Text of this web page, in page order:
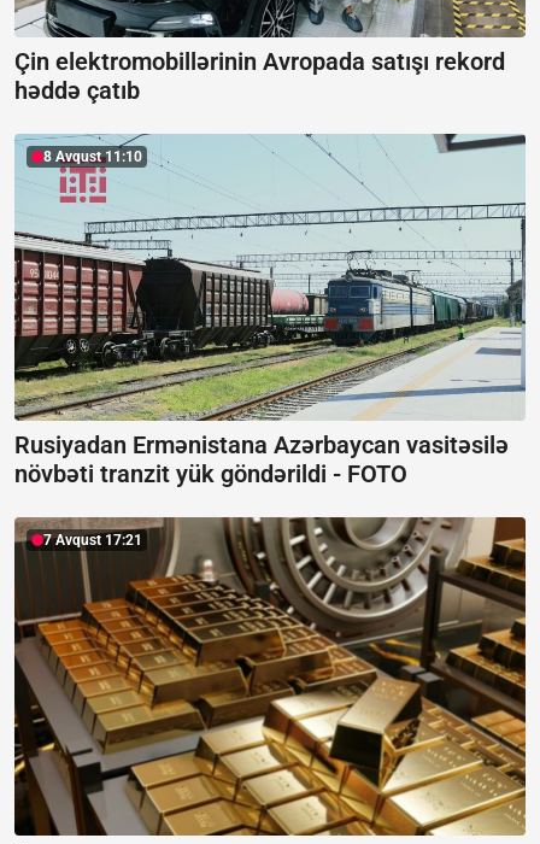
Çin elektromobillərinin Avropada satışı rekord
həddə çatıb
8 Avqust 11:10
Rusiyadan Ermənistana Azərbaycan vasitəsilə
növbəti tranzit yük göndərildi - FOTO
7 Avqust 17:21